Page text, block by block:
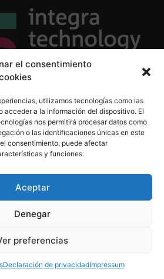
el consentimiento
utilizamos tecnologías como las
acceder a la información del dispositivo. El
nos permitirá procesar datos como
o las identificaciones únicas en este
consentimiento, puede afectar
y funciones.
Aceptar
Denegar
preferencias
Declaración de privacidadImpressum
de Cookies
Aviso Legal
910 607 564
reservados